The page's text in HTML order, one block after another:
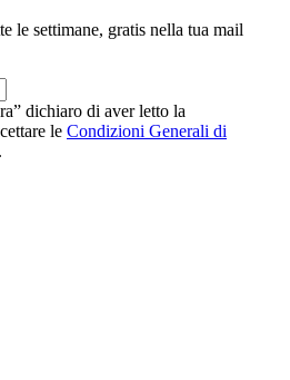
le settimane, gratis nella tua mail
dichiaro di aver letto la
le Condizioni Generali di
.